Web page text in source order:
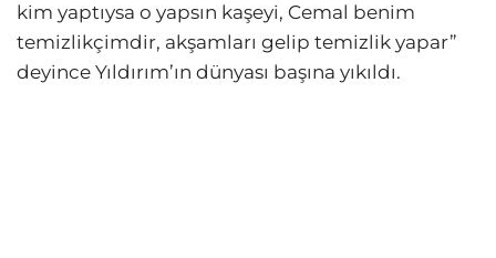
kim yaptıysa o yapsın kaşeyi, Cemal benim
temizlikçimdir, akşamları gelip temizlik yapar”
deyince Yıldırım’ın dünyası başına yıkıldı.